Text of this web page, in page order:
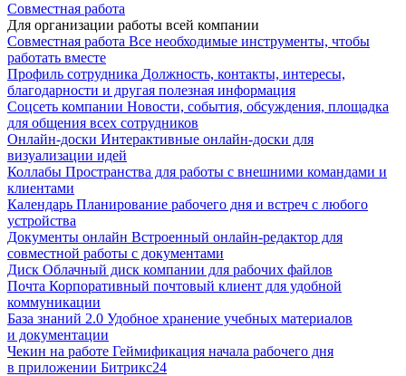
Совместная работа
Для организации работы всей компании
Совместная работа Все необходимые инструменты, чтобы
работать вместе
Профиль сотрудника Должность, контакты, интересы,
благодарности и другая полезная информация
Соцсеть компании Новости, события, обсуждения, площадка
для общения всех сотрудников
Онлайн-доски Интерактивные онлайн-доски для
визуализации идей
Коллабы Пространства для работы с внешними командами и
клиентами
Календарь Планирование рабочего дня и встреч с любого
устройства
Документы онлайн Встроенный онлайн-редактор для
совместной работы с документами
Диск Облачный диск компании для рабочих файлов
Почта Корпоративный почтовый клиент для удобной
коммуникации
База знаний 2.0 Удобное хранение учебных материалов
и документации
Чекин на работе Геймификация начала рабочего дня
в приложении Битрикс24